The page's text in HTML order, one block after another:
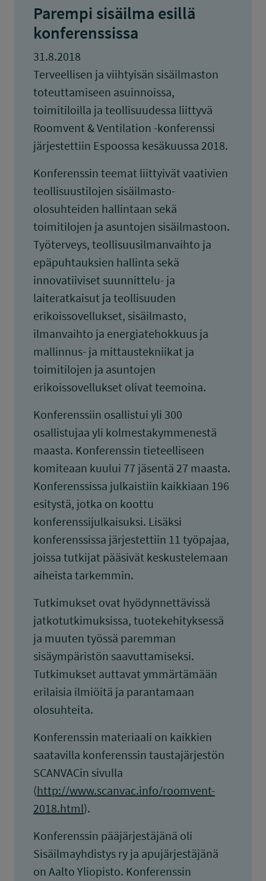
Parempi sisäilma esillä
konferenssissa
31.8.2018
Terveellisen ja viihtyisän sisäilmaston
toteuttamiseen asuinnoissa,
toimitiloilla ja teollisuudessa liittyvä
Roomvent & Ventilation -konferenssi
järjestettiin Espoossa kesäkuussa 2018.
Konferenssin teemat liittyivät vaativien
teollisuustilojen sisäilmasto-
olosuhteiden hallintaan sekä
toimitilojen ja asuntojen sisäilmastoon.
Työterveys, teollisuusilmanvaihto ja
epäpuhtauksien hallinta sekä
innovatiiviset suunnittelu- ja
laiteratkaisut ja teollisuuden
erikoissovellukset, sisäilmasto,
ilmanvaihto ja energiatehokkuus ja
mallinnus- ja mittaustekniikat ja
toimitilojen ja asuntojen
erikoissovellukset olivat teemoina.
Konferenssiin osallistui yli 300
osallistujaa yli kolmestakymmenestä
maasta. Konferenssin tieteelliseen
komiteaan kuului 77 jäsentä 27 maasta.
Konferenssissa julkaistiin kaikkiaan 196
esitystä, jotka on koottu
konferenssijulkaisuksi. Lisäksi
konferenssissa järjestettiin 11 työpajaa,
joissa tutkijat pääsivät keskustelemaan
aiheista tarkemmin.
Tutkimukset ovat hyödynnettävissä
jatkotutkimuksissa, tuotekehityksessä
ja muuten työssä paremman
sisäympäristön saavuttamiseksi.
Tutkimukset auttavat ymmärtämään
erilaisia ilmiöitä ja parantamaan
olosuhteita.
Konferenssin materiaali on kaikkien
saatavilla konferenssin taustajärjestön
SCANVACin sivulla
(http://www.scanvac.info/roomvent-
2018.html).
Konferenssin pääjärjestäjänä oli
Sisäilmayhdistys ry ja apujärjestäjänä
on Aalto Yliopisto. Konferenssin